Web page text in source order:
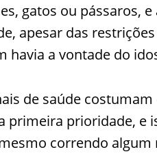
gatos ou pássaros,
apesar das
havia a vontade do
de saúde costumam
primeira prioridade, e
correndo algum